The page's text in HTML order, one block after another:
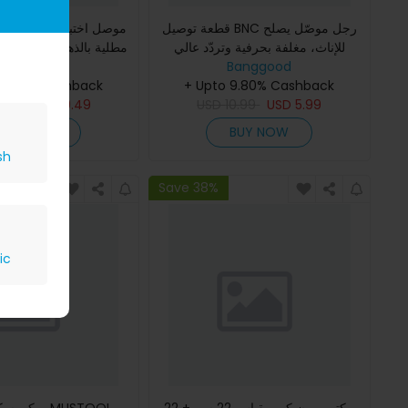
موصل اختبار مقياس
مطلية بالذهب ذات
PT1008 من ANENG بأ
9.80% Cashback
9.49
قطعة توصيل BNC رجل موصّل يصلح
للإناث، مغلفة بحرفية وتردّد عالي
الدقة. Y-1073
Banggood
+ Upto 9.80% Cashback
USD 5.99
BUY NOW
Save 38%